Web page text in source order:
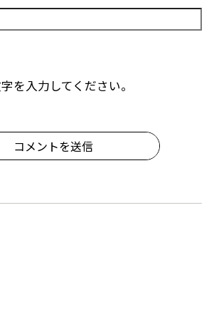
を入力してください。
コメントを送信